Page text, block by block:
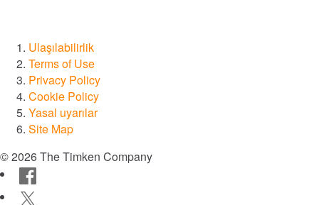
Lagersmit
Ulaşılabilirlik
Terms of Use
Privacy Policy
Cookie Policy
Yasal uyarılar
Site Map
© 2026 The Timken Company
Facebook
Twitter